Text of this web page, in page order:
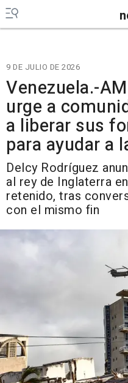
9 DE JULIO DE 2026
Venezuela.-
urge a
a liberar sus
para ayudar a
Delcy Rodríguez
al rey de Inglaterra
retenido, tras
con el mismo fin